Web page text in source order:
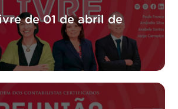
de 01 de abril de